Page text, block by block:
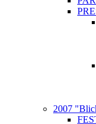
2007